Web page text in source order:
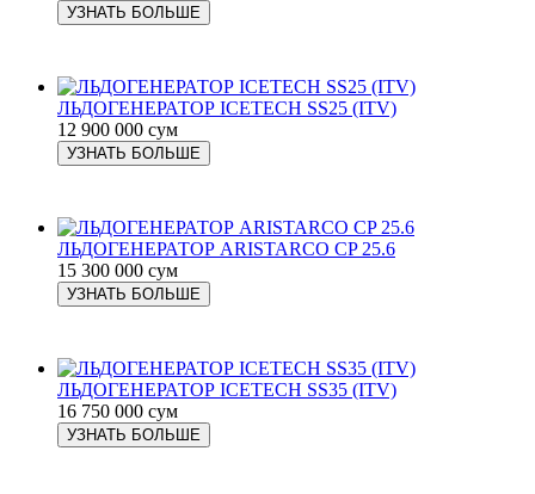
УЗНАТЬ БОЛЬШЕ
ЛЬДОГЕНЕРАТОР ICETECH SS25 (ITV)
12 900 000 сум
УЗНАТЬ БОЛЬШЕ
ЛЬДОГЕНЕРАТОР ARISTARCO CP 25.6
15 300 000 сум
УЗНАТЬ БОЛЬШЕ
ЛЬДОГЕНЕРАТОР ICETECH SS35 (ITV)
16 750 000 сум
УЗНАТЬ БОЛЬШЕ